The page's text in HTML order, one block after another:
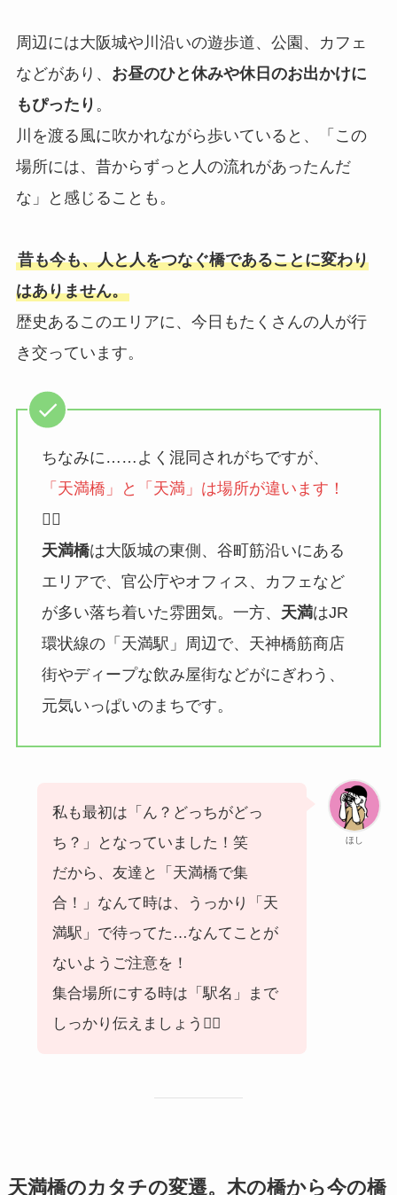
周辺には大阪城や川沿いの遊歩道、公園、カフェ
などがあり、 お昼のひと休みや休日のお出かけに
もぴったり 。
川を渡る風に吹かれながら歩いていると、「この
場所には、昔からずっと人の流れがあったんだ
な」と感じることも。
昔も今も、人と人をつなぐ橋であることに変わり
はありません。
歴史あるこのエリアに、今日もたくさんの人が行
き交っています。
ちなみに……よく混同されがちですが、
「天満橋」と「天満」は場所が違います！
🙅‍♀️
天満橋は大阪城の東側、谷町筋沿いにある
エリアで、官公庁やオフィス、カフェなど
が多い落ち着いた雰囲気。一方、 天満はJR
環状線の「天満駅」周辺で、天神橋筋商店
街やディープな飲み屋街などがにぎわう、
元気いっぱいのまちです。
ほし
私も最初は「ん？どっちがどっ
ち？」となっていました！笑
だから、友達と「天満橋で集
合！」なんて時は、うっかり「天
満駅」で待ってた…なんてことが
ないようご注意を！
集合場所にする時は「駅名」まで
しっかり伝えましょう🙆‍♀️
天満橋のカタチの変遷。木の橋から今の橋